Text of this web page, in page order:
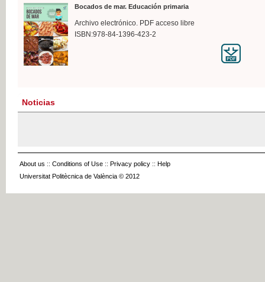
Bocados de mar. Educación primaria
Archivo electrónico. PDF acceso libre
ISBN:978-84-1396-423-2
Noticias
About us :: Conditions of Use :: Privacy policy :: Help
Universitat Politècnica de València © 2012